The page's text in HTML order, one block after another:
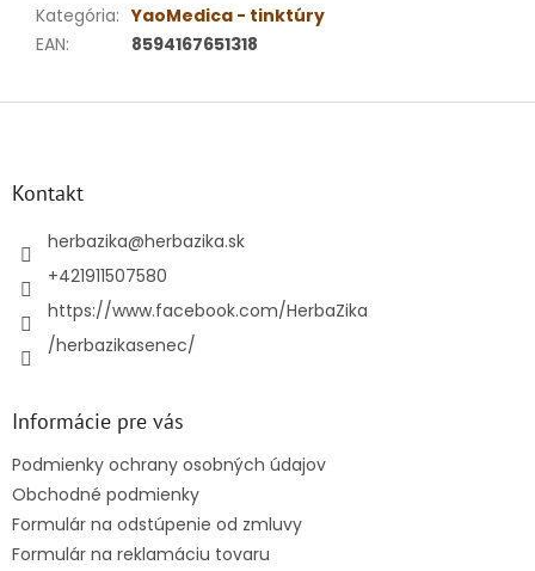
Kategória: YaoMedica - tinktúry
EAN: 8594167651318
Kontakt
herbazika@herbazika.sk
+421911507580
https://www.facebook.com/HerbaZika
/herbazikasenec/
Informácie pre vás
Podmienky ochrany osobných údajov
Obchodné podmienky
Formulár na odstúpenie od zmluvy
Formulár na reklamáciu tovaru